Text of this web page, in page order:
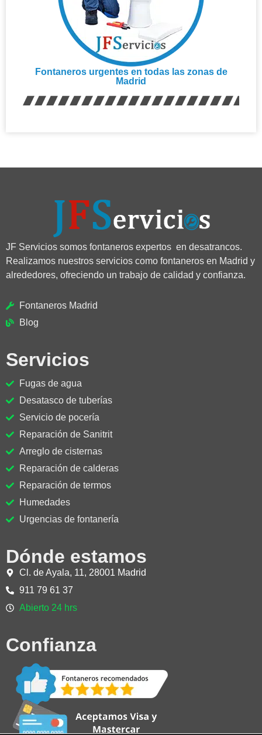
Fontaneros urgentes en todas las zonas de
Madrid
JF Servicios somos fontaneros expertos en desatrancos.
Realizamos nuestros servicios como fontaneros en Madrid y
alrededores, ofreciendo un trabajo de calidad y confianza.
Fontaneros Madrid
Blog
Servicios
Fugas de agua
Desatasco de tuberías
Servicio de pocería
Reparación de Sanitrit
Arreglo de cisternas
Reparación de calderas
Reparación de termos
Humedades
Urgencias de fontanería
Dónde estamos
Cl. de Ayala, 11, 28001 Madrid
911 79 61 37
Abierto 24 hrs
Confianza